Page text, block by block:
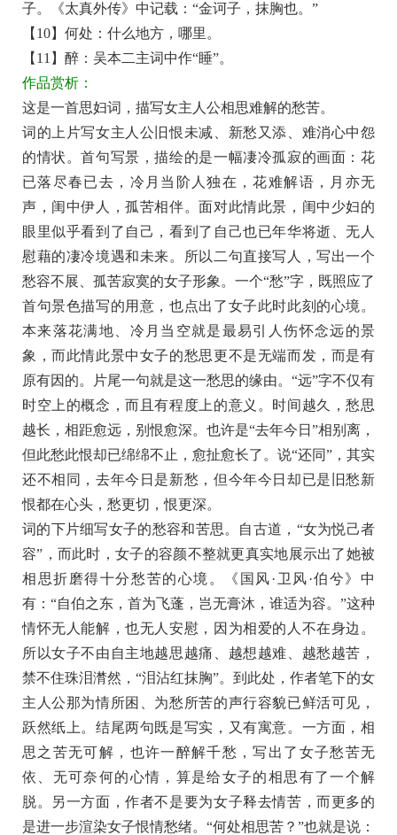
子。《太真外传》中记载：“金诃子，抹胸也。”
【10】何处：什么地方，哪里。
【11】醉：吴本二主词中作“睡”。
作品赏析：
这是一首思妇词，描写女主人公相思难解的愁苦。
词的上片写女主人公旧恨未减、新愁又添、难消心中怨
的情状。首句写景，描绘的是一幅凄冷孤寂的画面：花
已落尽春已去，冷月当阶人独在，花难解语，月亦无
声，闺中伊人，孤苦相伴。面对此情此景，闺中少妇的
眼里似乎看到了自己，看到了自己也已年华将逝、无人
慰藉的凄冷境遇和未来。所以二句直接写人，写出一个
愁容不展、孤苦寂寞的女子形象。一个“愁”字，既照应了
首句景色描写的用意，也点出了女子此时此刻的心境。
本来落花满地、冷月当空就是最易引人伤怀念远的景
象，而此情此景中女子的愁思更不是无端而发，而是有
原有因的。片尾一句就是这一愁思的缘由。“远”字不仅有
时空上的概念，而且有程度上的意义。时间越久，愁思
越长，相距愈远，别恨愈深。也许是“去年今日”相别离，
但此愁此恨却已绵绵不止，愈扯愈长了。说“还同”，其实
还不相同，去年今日是新愁，但今年今日却已是旧愁新
恨都在心头，愁更切，恨更深。
词的下片细写女子的愁容和苦思。自古道，“女为悦己者
容”，而此时，女子的容颜不整就更真实地展示出了她被
相思折磨得十分愁苦的心境。《国风·卫风·伯兮》中
有：“自伯之东，首为飞蓬，岂无膏沐，谁适为容。”这种
情怀无人能解，也无人安慰，因为相爱的人不在身边。
所以女子不由自主地越思越痛、越想越难、越愁越苦，
禁不住珠泪潸然，“泪沾红抹胸”。到此处，作者笔下的女
主人公那为情所困、为愁所苦的声行容貌已鲜活可见，
跃然纸上。结尾两句既是写实，又有寓意。一方面，相
思之苦无可解，也许一醉解千愁，写出了女子愁苦无
依、无可奈何的心情，算是给女子的相思有了一个解
脱。另一方面，作者不是要为女子释去情苦，而更多的
是进一步渲染女子恨情愁绪。“何处相思苦？”也就是说：